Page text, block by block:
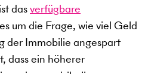
dasverfügbare
um die Frage, wie viel Geld
der Immobilie angespart
dass ein höherer